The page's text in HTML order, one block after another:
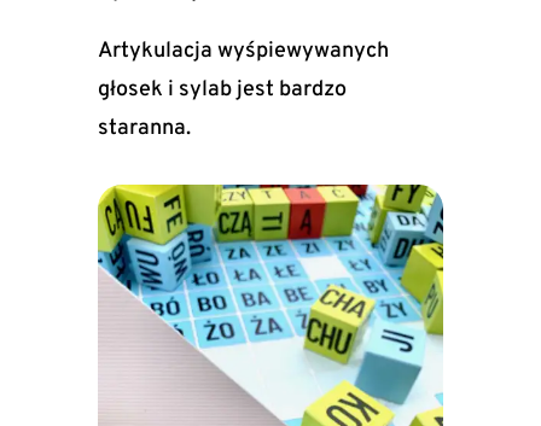
Artykulacja wyśpiewywanych
głosek i sylab jest bardzo
staranna.